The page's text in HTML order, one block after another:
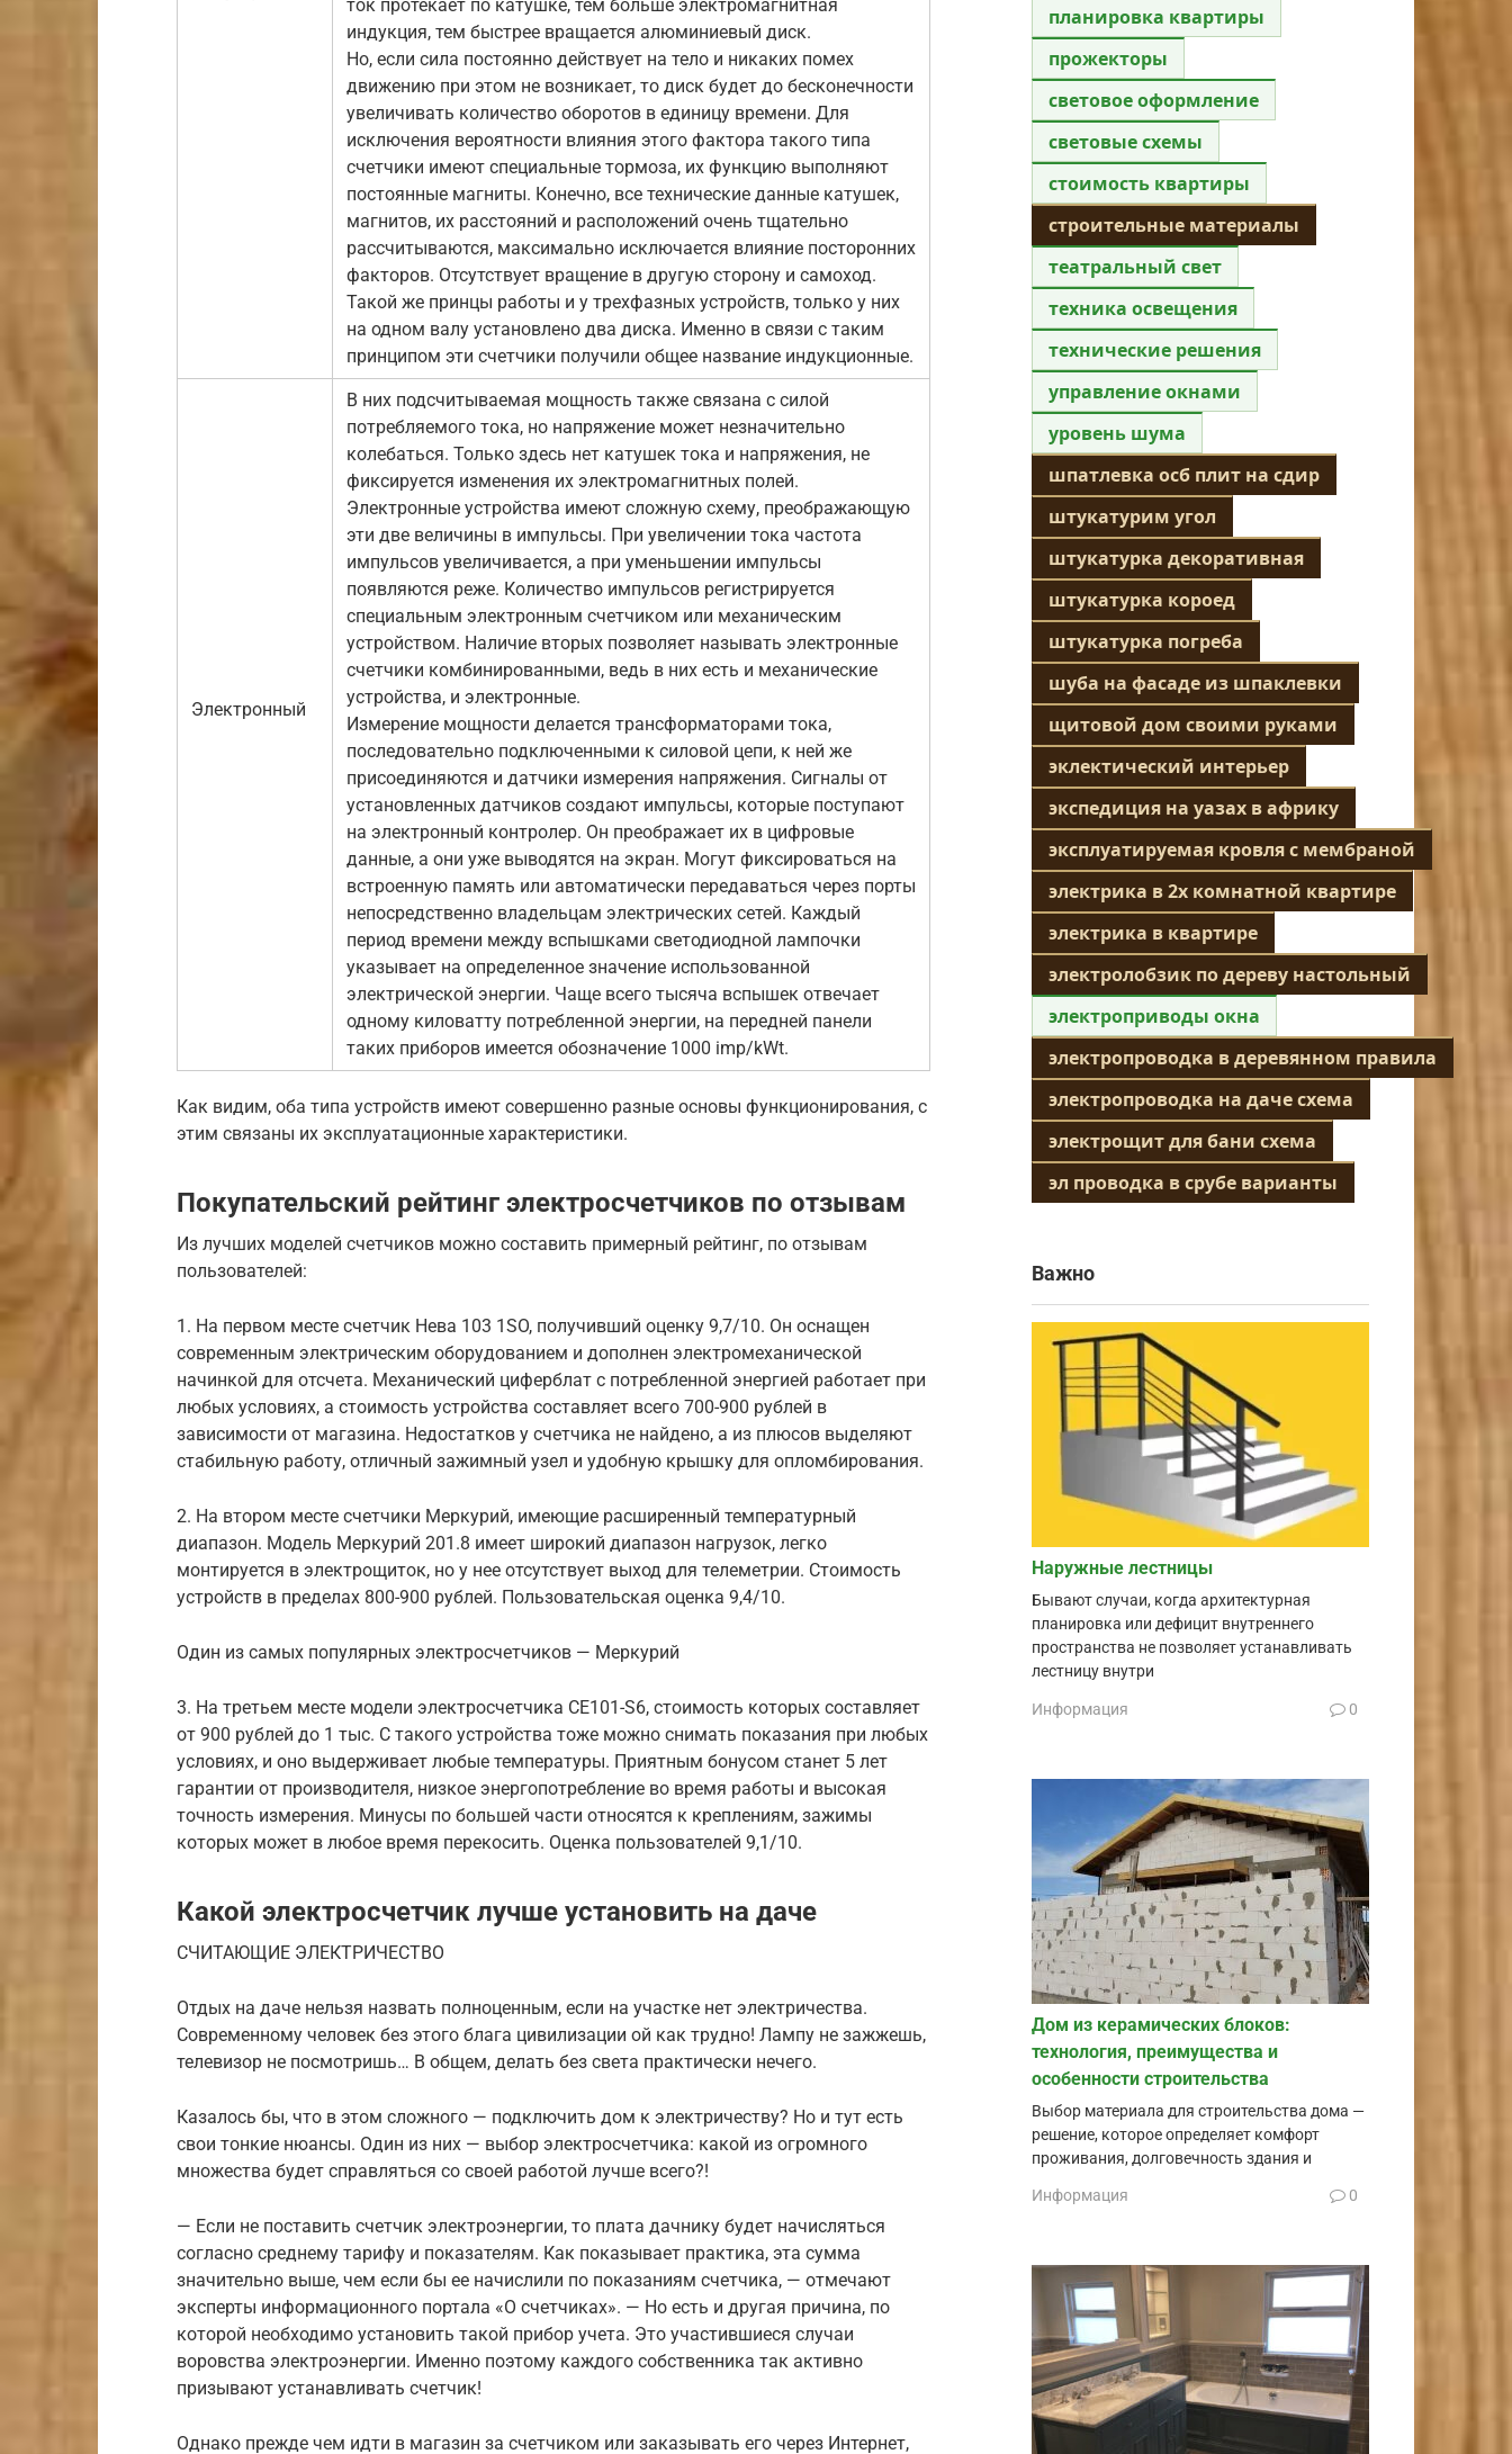
ток протекает по катушке, тем больше электромагнитная
индукция, тем быстрее вращается алюминиевый диск.
Но, если сила постоянно действует на тело и никаких помех
движению при этом не возникает, то диск будет до бесконечности
увеличивать количество оборотов в единицу времени. Для
исключения вероятности влияния этого фактора такого типа
счетчики имеют специальные тормоза, их функцию выполняют
постоянные магниты. Конечно, все технические данные катушек,
магнитов, их расстояний и расположений очень тщательно
рассчитываются, максимально исключается влияние посторонних
факторов. Отсутствует вращение в другую сторону и самоход.
Такой же принцы работы и у трехфазных устройств, только у них
на одном валу установлено два диска. Именно в связи с таким
принципом эти счетчики получили общее название индукционные.
Электронный
В них подсчитываемая мощность также связана с силой
потребляемого тока, но напряжение может незначительно
колебаться. Только здесь нет катушек тока и напряжения, не
фиксируется изменения их электромагнитных полей.
Электронные устройства имеют сложную схему, преображающую
эти две величины в импульсы. При увеличении тока частота
импульсов увеличивается, а при уменьшении импульсы
появляются реже. Количество импульсов регистрируется
специальным электронным счетчиком или механическим
устройством. Наличие вторых позволяет называть электронные
счетчики комбинированными, ведь в них есть и механические
устройства, и электронные.
Измерение мощности делается трансформаторами тока,
последовательно подключенными к силовой цепи, к ней же
присоединяются и датчики измерения напряжения. Сигналы от
установленных датчиков создают импульсы, которые поступают
на электронный контролер. Он преображает их в цифровые
данные, а они уже выводятся на экран. Могут фиксироваться на
встроенную память или автоматически передаваться через порты
непосредственно владельцам электрических сетей. Каждый
период времени между вспышками светодиодной лампочки
указывает на определенное значение использованной
электрической энергии. Чаще всего тысяча вспышек отвечает
одному киловатту потребленной энергии, на передней панели
таких приборов имеется обозначение 1000 imp/kWt.
Как видим, оба типа устройств имеют совершенно разные основы функционирования, с
этим связаны их эксплуатационные характеристики.
Покупательский рейтинг электросчетчиков по отзывам
Из лучших моделей счетчиков можно составить примерный рейтинг, по отзывам
пользователей:
1. На первом месте счетчик Нева 103 1SO, получивший оценку 9,7/10. Он оснащен
современным электрическим оборудованием и дополнен электромеханической
начинкой для отсчета. Механический циферблат с потребленной энергией работает при
любых условиях, а стоимость устройства составляет всего 700-900 рублей в
зависимости от магазина. Недостатков у счетчика не найдено, а из плюсов выделяют
стабильную работу, отличный зажимный узел и удобную крышку для опломбирования.
2. На втором месте счетчики Меркурий, имеющие расширенный температурный
диапазон. Модель Меркурий 201.8 имеет широкий диапазон нагрузок, легко
монтируется в электрощиток, но у нее отсутствует выход для телеметрии. Стоимость
устройств в пределах 800-900 рублей. Пользовательская оценка 9,4/10.
Один из самых популярных электросчетчиков — Меркурий
3. На третьем месте модели электросчетчика CE101-S6, стоимость которых составляет
от 900 рублей до 1 тыс. С такого устройства тоже можно снимать показания при любых
условиях, и оно выдерживает любые температуры. Приятным бонусом станет 5 лет
гарантии от производителя, низкое энергопотребление во время работы и высокая
точность измерения. Минусы по большей части относятся к креплениям, зажимы
которых может в любое время перекосить. Оценка пользователей 9,1/10.
Какой электросчетчик лучше установить на даче
СЧИТАЮЩИЕ ЭЛЕКТРИЧЕСТВО
Отдых на даче нельзя назвать полноценным, если на участке нет электричества.
Современному человек без этого блага цивилизации ой как трудно! Лампу не зажжешь,
телевизор не посмотришь… В общем, делать без света практически нечего.
Казалось бы, что в этом сложного — подключить дом к электричеству? Но и тут есть
свои тонкие нюансы. Один из них — выбор электросчетчика: какой из огромного
множества будет справляться со своей работой лучше всего?!
— Если не поставить счетчик электроэнергии, то плата дачнику будет начисляться
согласно среднему тарифу и показателям. Как показывает практика, эта сумма
значительно выше, чем если бы ее начислили по показаниям счетчика, — отмечают
эксперты информационного портала «О счетчиках». — Но есть и другая причина, по
которой необходимо установить такой прибор учета. Это участившиеся случаи
воровства электроэнергии. Именно поэтому каждого собственника так активно
призывают устанавливать счетчик!
Однако прежде чем идти в магазин за счетчиком или заказывать его через Интернет,
планировка квартиры
прожекторы
световое оформление
световые схемы
стоимость квартиры
строительные материалы
театральный свет
техника освещения
технические решения
управление окнами
уровень шума
шпатлевка осб плит на сдир
штукатурим угол
штукатурка декоративная
штукатурка короед
штукатурка погреба
шуба на фасаде из шпаклевки
щитовой дом своими руками
эклектический интерьер
экспедиция на уазах в африку
эксплуатируемая кровля с мембраной
электрика в 2х комнатной квартире
электрика в квартире
электролобзик по дереву настольный
электроприводы окна
электропроводка в деревянном правила
электропроводка на даче схема
электрощит для бани схема
эл проводка в срубе варианты
Важно
Наружные лестницы
Бывают случаи, когда архитектурная
планировка или дефицит внутреннего
пространства не позволяет устанавливать
лестницу внутри
Информация 0
Дом из керамических блоков:
технология, преимущества и
особенности строительства
Выбор материала для строительства дома —
решение, которое определяет комфорт
проживания, долговечность здания и
Информация 0